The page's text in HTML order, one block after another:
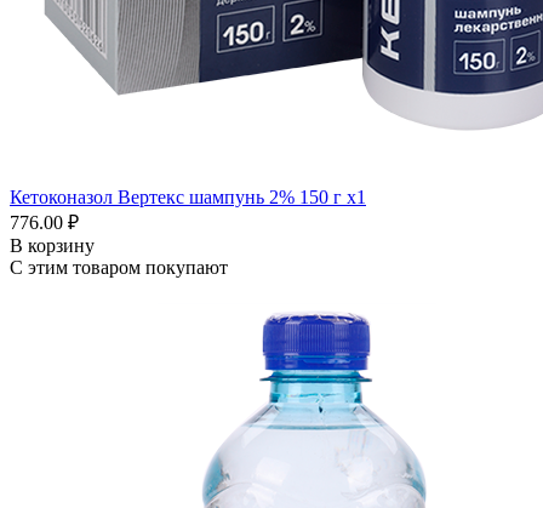
Кетоконазол Вертекс шампунь 2% 150 г x1
776.00 ₽
В корзину
С этим товаром покупают